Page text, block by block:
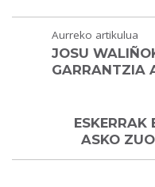
Aurreko artikulua
JOSU
GARRANTZIA
ESKERRAK
ASKO